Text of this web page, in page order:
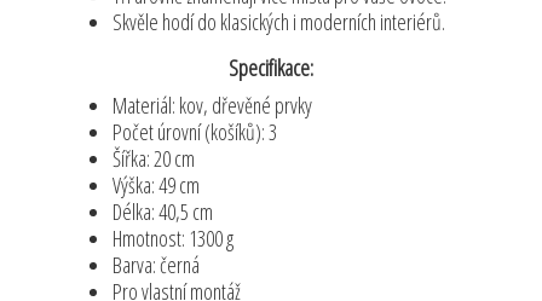
Skvěle hodí do klasických i moderních interiérů.
Specifikace:
Materiál: kov, dřevěné prvky
Počet úrovní (košíků): 3
Šířka: 20 cm
Výška: 49 cm
Délka: 40,5 cm
Hmotnost: 1300 g
Barva: černá
Pro vlastní montáž